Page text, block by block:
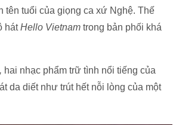
tuổi của giọng ca xứ Nghệ. Thế
hátHello Vietnam trong bản phối khá
hai nhạc phẩm trữ tình nổi tiếng của
da diết như trút hết nỗi lòng của một